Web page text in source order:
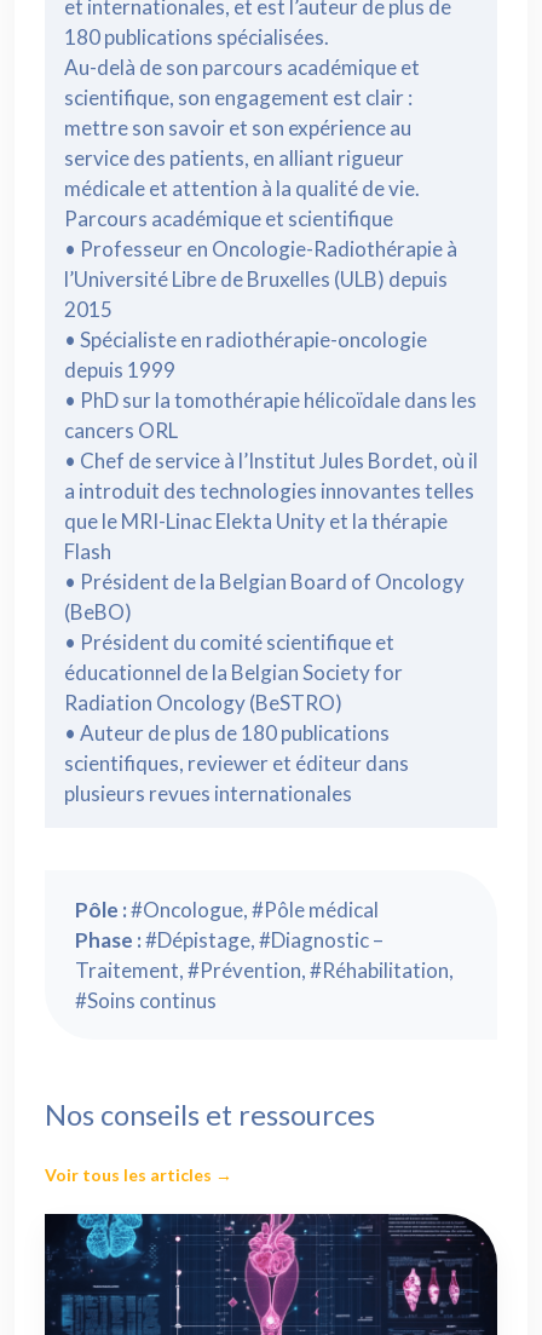
et internationales, et est l’auteur de plus de
180 publications spécialisées.
Au-delà de son parcours académique et
scientifique, son engagement est clair :
mettre son savoir et son expérience au
service des patients, en alliant rigueur
médicale et attention à la qualité de vie.
Parcours académique et scientifique
• Professeur en Oncologie-Radiothérapie à
l’Université Libre de Bruxelles (ULB) depuis
2015
• Spécialiste en radiothérapie-oncologie
depuis 1999
• PhD sur la tomothérapie hélicoïdale dans les
cancers ORL
• Chef de service à l’Institut Jules Bordet, où il
a introduit des technologies innovantes telles
que le MRI-Linac Elekta Unity et la thérapie
Flash
• Président de la Belgian Board of Oncology
(BeBO)
• Président du comité scientifique et
éducationnel de la Belgian Society for
Radiation Oncology (BeSTRO)
• Auteur de plus de 180 publications
scientifiques, reviewer et éditeur dans
plusieurs revues internationales
Pôle :#Oncologue, #Pôle médical
Phase :#Dépistage, #Diagnostic –
Traitement, #Prévention, #Réhabilitation,
#Soins continus
Nos conseils et ressources
Voir tous les articles →